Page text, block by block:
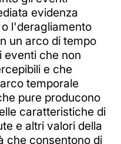
evidenza
l'deragliamento
un arco di tempo
eventi che non
e che
temporale
pure producono
caratteristiche di
e altri valori della
che consentono di